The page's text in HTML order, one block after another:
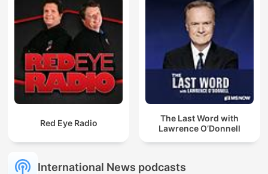
Red Eye Radio
The Last Word with
Lawrence O’Donnell
International News podcasts